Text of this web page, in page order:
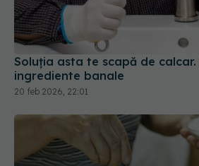
Soluția asta te scapă de calcar.
ingrediente banale
20 feb 2026, 22:01